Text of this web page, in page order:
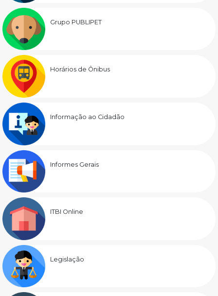
Grupo PUBLIPET
Horários de Ônibus
Informação ao Cidadão
Informes Gerais
ITBI Online
Legislação